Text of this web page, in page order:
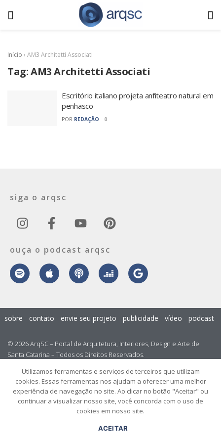
Início › AM3 Architetti Associati
Tag:AM3 Architetti Associati
Escritório italiano projeta anfiteatro natural em
penhasco
POR REDAÇÃO 0
siga o arqsc
ouça o podcast arqsc
© 2026 ArqSC – Portal de Arquitetura, Interiores, Design e Arte de
Santa Catarina – Todos os Direitos Reservados.
sobre contato envie seu projeto publicidade vídeo podcast
Utilizamos ferramentas e serviços de terceiros que utilizam
cookies. Essas ferramentas nos ajudam a oferecer uma melhor
experiência de navegação no site. Ao clicar no botão "Aceitar" ou
continuar a visualizar nosso site, você concorda com o uso de
cookies em nosso site.
ACEITAR